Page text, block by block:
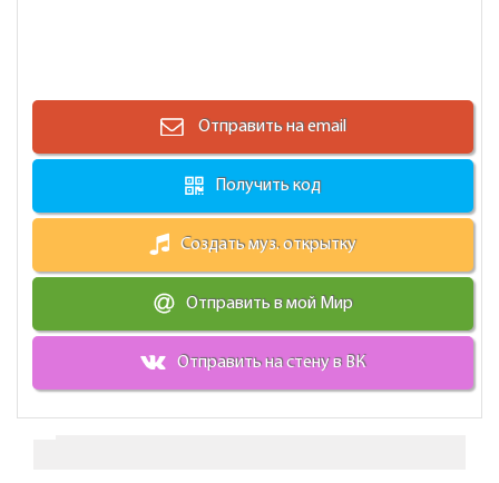
Отправить на email
Получить код
Создать муз. открытку
Отправить в мой Мир
Отправить на стену в ВК